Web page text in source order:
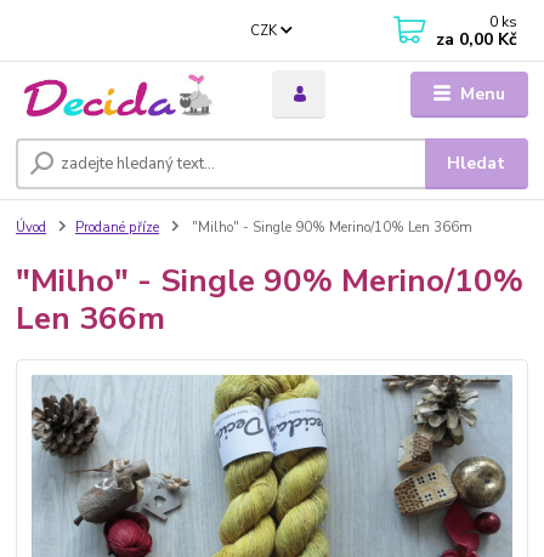
Menu
CZK
Hledat
0 ks
za 0,00 Kč
Úvod Prodané příze "Milho" - Single 90% Merino/10% Len 366m
"Milho" - Single 90% Merino/10%
Len 366m